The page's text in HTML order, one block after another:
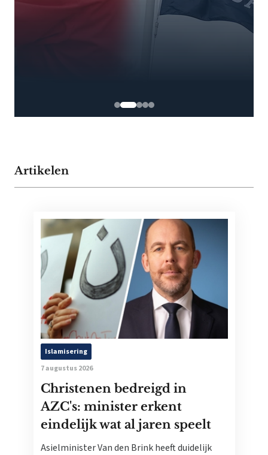
Artikelen
Islamisering
7 augustus 2026
Christenen bedreigd in
AZC's: minister erkent
eindelijk wat al jaren speelt
Asielminister Van den Brink heeft duidelijk